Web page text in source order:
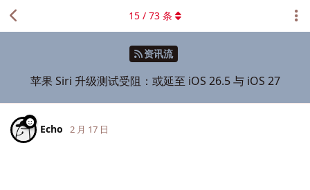
资讯流
苹果 Siri 升级测试受阻：或延至 iOS 26.5 与 iOS 27
15 / 73 条
Echo 2 月 17 日